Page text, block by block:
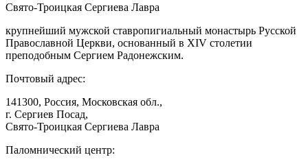
Свято-Троицкая Сергиева Лавра
крупнейший мужской ставропигиальный монастырь Русской
Православной Церкви, основанный в XIV столетии
преподобным Сергием Радонежским.
Почтовый адрес:
141300, Россия, Московская обл.,
г. Сергиев Посад,
Свято-Троицкая Сергиева Лавра
Паломнический центр: